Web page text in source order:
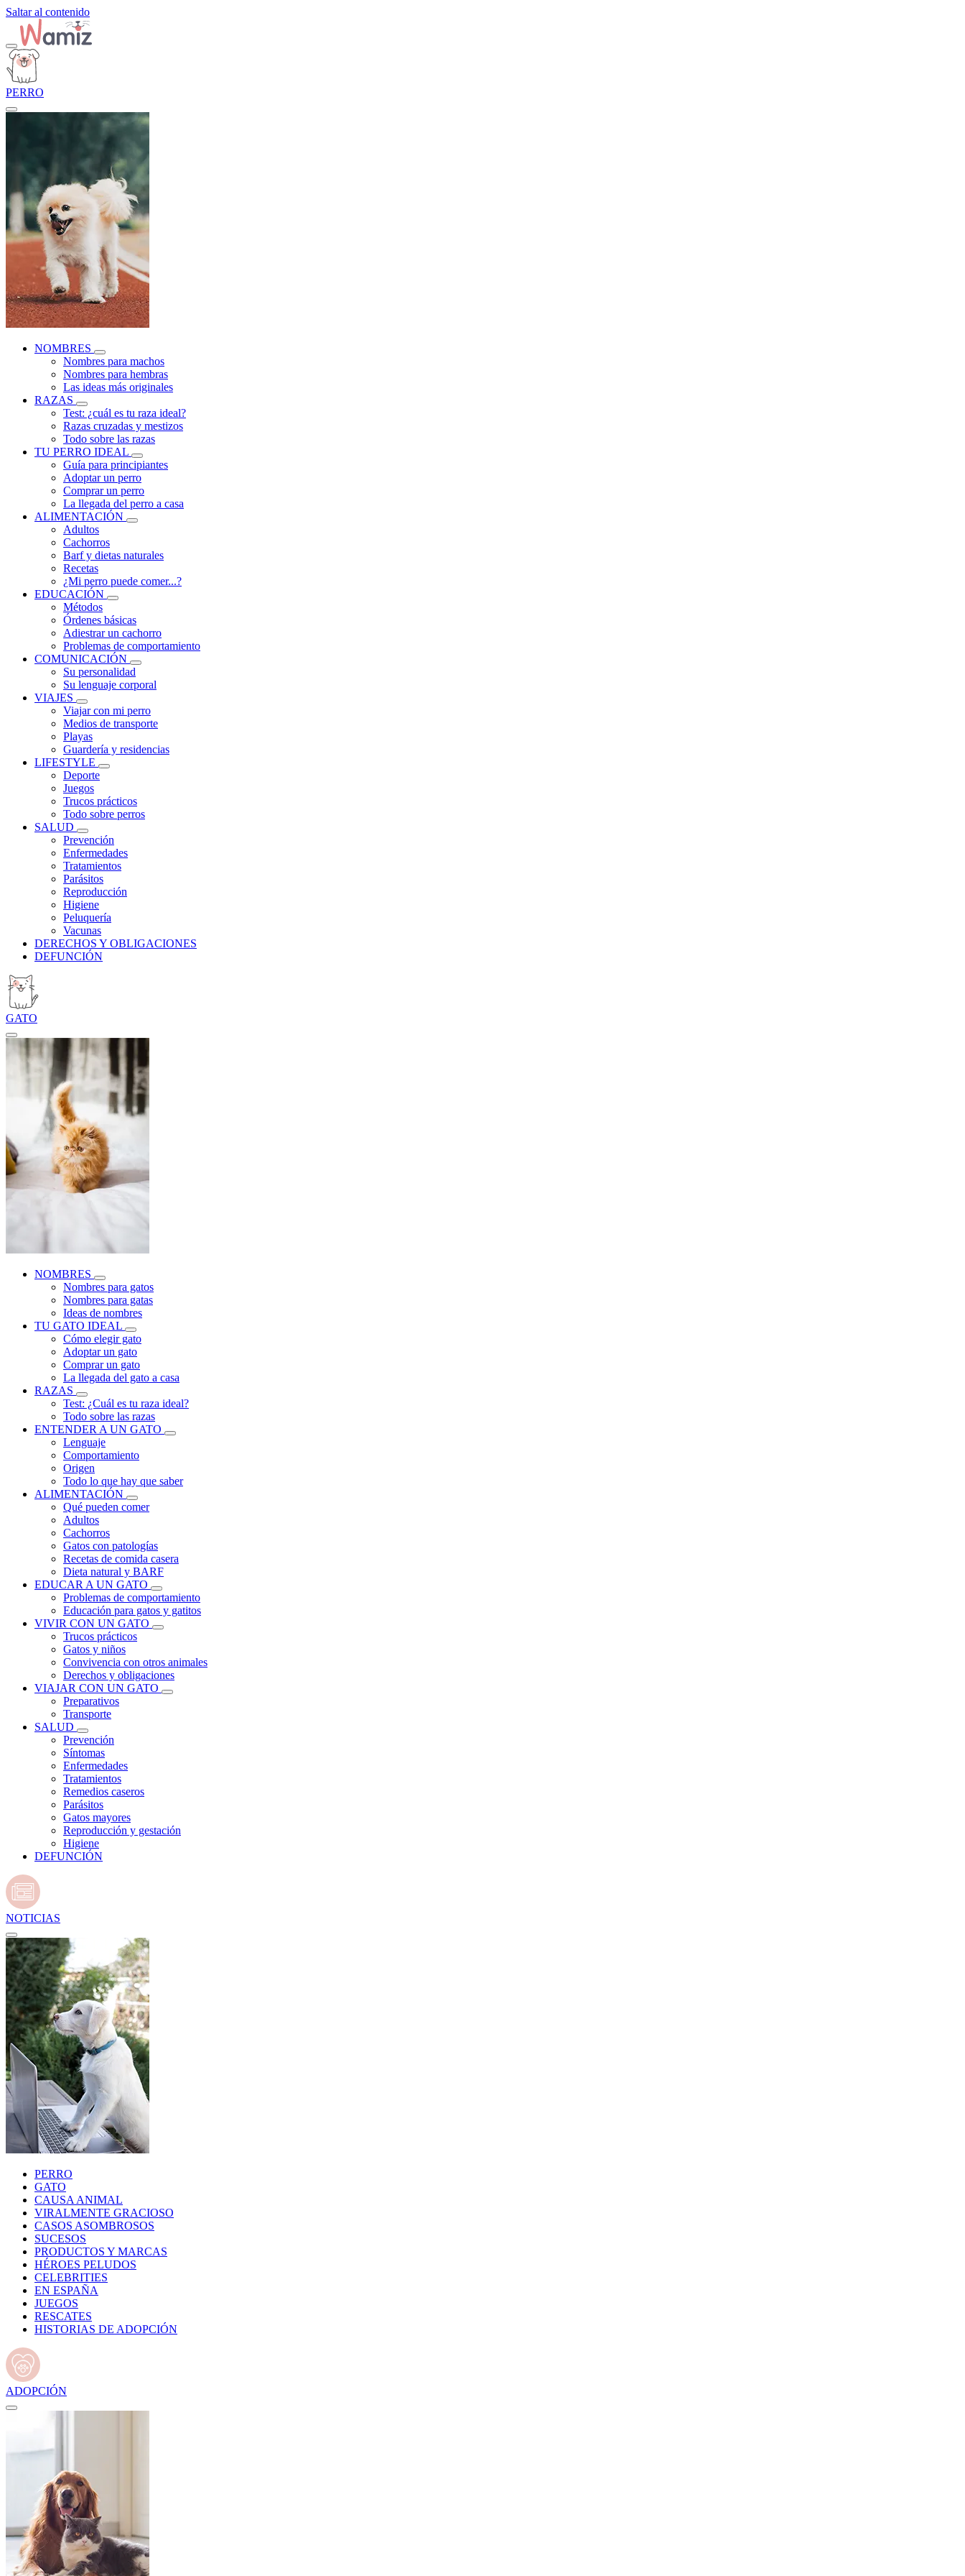
Saltar al contenido
PERRO
NOMBRES
Nombres para machos
Nombres para hembras
Las ideas más originales
RAZAS
Test: ¿cuál es tu raza ideal?
Razas cruzadas y mestizos
Todo sobre las razas
TU PERRO IDEAL
Guía para principiantes
Adoptar un perro
Comprar un perro
La llegada del perro a casa
ALIMENTACIÓN
Adultos
Cachorros
Barf y dietas naturales
Recetas
¿Mi perro puede comer...?
EDUCACIÓN
Métodos
Órdenes básicas
Adiestrar un cachorro
Problemas de comportamiento
COMUNICACIÓN
Su personalidad
Su lenguaje corporal
VIAJES
Viajar con mi perro
Medios de transporte
Playas
Guardería y residencias
LIFESTYLE
Deporte
Juegos
Trucos prácticos
Todo sobre perros
SALUD
Prevención
Enfermedades
Tratamientos
Parásitos
Reproducción
Higiene
Peluquería
Vacunas
DERECHOS Y OBLIGACIONES
DEFUNCIÓN
GATO
NOMBRES
Nombres para gatos
Nombres para gatas
Ideas de nombres
TU GATO IDEAL
Cómo elegir gato
Adoptar un gato
Comprar un gato
La llegada del gato a casa
RAZAS
Test: ¿Cuál es tu raza ideal?
Todo sobre las razas
ENTENDER A UN GATO
Lenguaje
Comportamiento
Origen
Todo lo que hay que saber
ALIMENTACIÓN
Qué pueden comer
Adultos
Cachorros
Gatos con patologías
Recetas de comida casera
Dieta natural y BARF
EDUCAR A UN GATO
Problemas de comportamiento
Educación para gatos y gatitos
VIVIR CON UN GATO
Trucos prácticos
Gatos y niños
Convivencia con otros animales
Derechos y obligaciones
VIAJAR CON UN GATO
Preparativos
Transporte
SALUD
Prevención
Síntomas
Enfermedades
Tratamientos
Remedios caseros
Parásitos
Gatos mayores
Reproducción y gestación
Higiene
DEFUNCIÓN
NOTICIAS
PERRO
GATO
CAUSA ANIMAL
VIRALMENTE GRACIOSO
CASOS ASOMBROSOS
SUCESOS
PRODUCTOS Y MARCAS
HÉROES PELUDOS
CELEBRITIES
EN ESPAÑA
JUEGOS
RESCATES
HISTORIAS DE ADOPCIÓN
ADOPCIÓN